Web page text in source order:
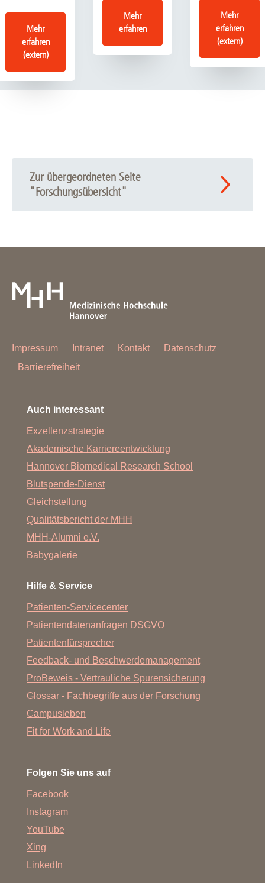
Mehr
erfahren
(extern)
Mehr
erfahren
Mehr
erfahren
(extern)
Zur übergeordneten Seite
"Forschungsübersicht"
Impressum Intranet Kontakt
Datenschutz
Barrierefreiheit
Auch interessant
Exzellenzstrategie
Akademische Karriereentwicklung
Hannover Biomedical Research School
Blutspende-Dienst
Gleichstellung
Qualitätsbericht der MHH
MHH-Alumni e.V.
Babygalerie
Hilfe & Service
Patienten-Servicecenter
Patientendatenanfragen DSGVO
Patientenfürsprecher
Feedback- und Beschwerdemanagement
ProBeweis - Vertrauliche Spurensicherung
Glossar - Fachbegriffe aus der Forschung
Campusleben
Fit for Work and Life
Folgen Sie uns auf
Facebook
Instagram
YouTube
Xing
LinkedIn